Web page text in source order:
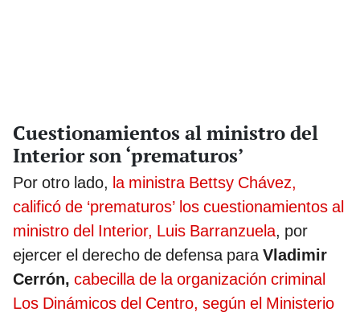
Cuestionamientos al ministro del
Interior son ‘prematuros’
Por otro lado, la ministra Bettsy Chávez,
calificó de ‘prematuros’ los cuestionamientos al
ministro del Interior, Luis Barranzuela, por
ejercer el derecho de defensa paraVladimir
Cerrón, cabecilla de la organización criminal
Los Dinámicos del Centro, según el Ministerio